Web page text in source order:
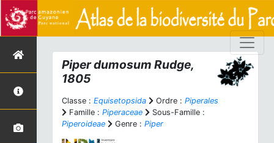
Piper dumosum Rudge,
1805
Classe : Equisetopsida Ordre : Piperales
Famille : Piperaceae
Sous-Famille :
Piperoideae
Genre : Piper